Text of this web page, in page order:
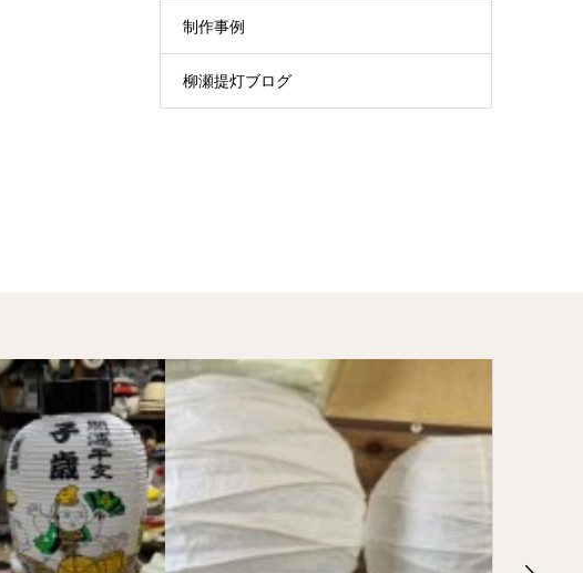
制作事例
柳瀬提灯ブログ